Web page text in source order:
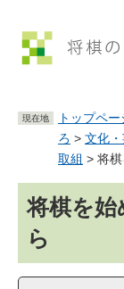
現在地 トップペー
ろ > 文化
取組 > 将
文将棋を
ら